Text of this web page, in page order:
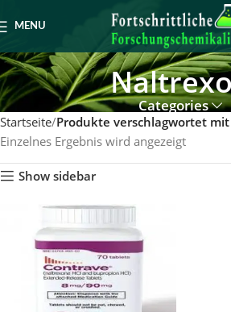
MENU
Categories
Startseite Produkte verschlagwortet
Einzelnes Ergebnis wird angezeigt
Show sidebar